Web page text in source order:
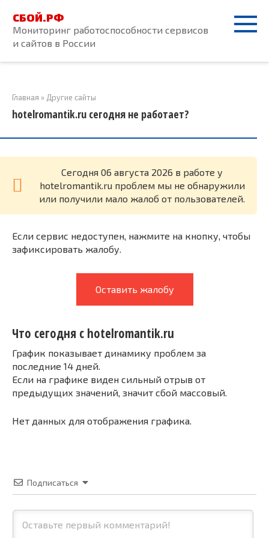
контенту
СБОЙ.РФ
Мониторинг работоспособности сервисов
и сайтов в России
Главная » Другие сайты
hotelromantik.ru сегодня не работает?
Cегодня 06 августа 2026 в работе у
hotelromantik.ru проблем мы не обнаружили
или получили мало жалоб от пользователей.
Если сервис недоступен, нажмите на кнопку, чтобы
зафиксировать жалобу.
Оставить жалобу
Что сегодня с hotelromantik.ru
График показывает динамику проблем за
последние 14 дней.
Если на графике виден сильный отрыв от
предыдущих значений, значит сбой массовый.
Нет данных для отображения графика.
Подписаться